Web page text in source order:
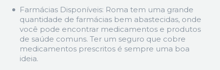
Farmácias Disponíveis: Roma tem uma grande
quantidade de farmácias bem abastecidas, onde
você pode encontrar medicamentos e produtos
de saúde comuns. Ter um seguro que cobre
medicamentos prescritos é sempre uma boa
ideia.